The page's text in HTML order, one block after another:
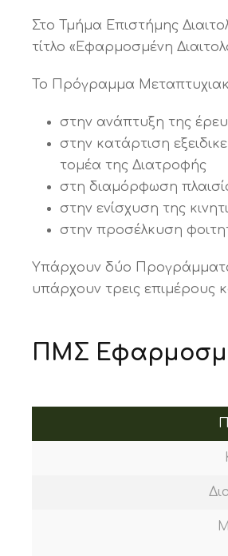
Στο Τμήμα Επιστήμης
τίτλο «Εφαρμοσμένη
Το Πρόγραμμα
στην ανάπτυξη της
στην κατάρτιση
τομέα της Διατροφής
στη διαμόρφωση
στην ενίσχυση της
στην προσέλκυση
Υπάρχουν δύο Προγράμματα
υπάρχουν τρεις επιμέρους
ΠΜΣ